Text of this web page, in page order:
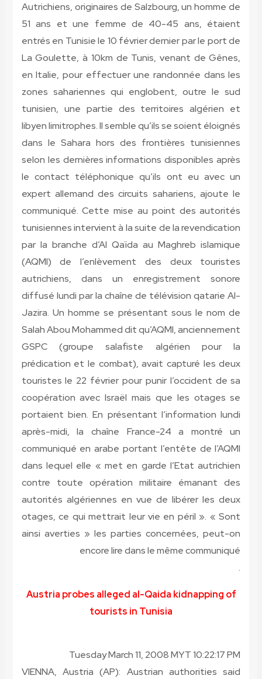
Autrichiens, originaires de Salzbourg, un homme de
51 ans et une femme de 40-45 ans, étaient
entrés en Tunisie le 10 février dernier par le port de
La Goulette, à 10km de Tunis, venant de Gênes,
en Italie, pour effectuer une randonnée dans les
zones sahariennes qui englobent, outre le sud
tunisien, une partie des territoires algérien et
libyen limitrophes. Il semble qu’ils se soient éloignés
dans le Sahara hors des frontières tunisiennes
selon les dernières informations disponibles après
le contact téléphonique qu’ils ont eu avec un
expert allemand des circuits sahariens, ajoute le
communiqué. Cette mise au point des autorités
tunisiennes intervient à la suite de la revendication
par la branche d’Al Qaïda au Maghreb islamique
(AQMI) de l’enlèvement des deux touristes
autrichiens, dans un enregistrement sonore
diffusé lundi par la chaîne de télévision qatarie Al-
Jazira. Un homme se présentant sous le nom de
Salah Abou Mohammed dit qu’AQMI, anciennement
GSPC (groupe salafiste algérien pour la
prédication et le combat), avait capturé les deux
touristes le 22 février pour punir l’occident de sa
coopération avec Israël mais que les otages se
portaient bien. En présentant l’information lundi
après-midi, la chaîne France-24 a montré un
communiqué en arabe portant l’entête de l’AQMI
dans lequel elle « met en garde l’Etat autrichien
contre toute opération militaire émanant des
autorités algériennes en vue de libérer les deux
otages, ce qui mettrait leur vie en péril ». « Sont
ainsi averties » les parties concernées, peut-on
encore lire dans le même communiqué
.
Austria probes alleged al-Qaida kidnapping of
tourists in Tunisia
Tuesday March 11, 2008 MYT 10:22:17 PM
VIENNA, Austria (AP): Austrian authorities said